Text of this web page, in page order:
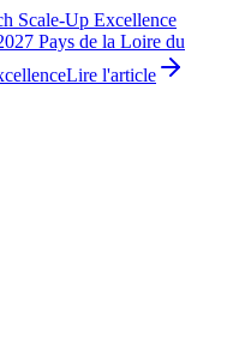
Scale-Up Excellence
Pays de la Loire du
Lire l'article